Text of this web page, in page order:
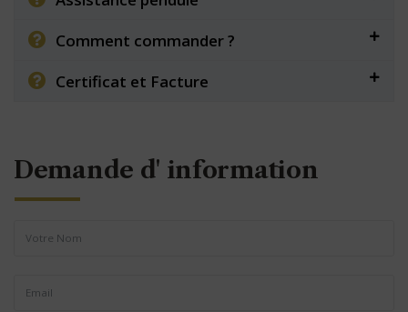
Comment commander ?
Certificat et Facture
Demande d' information